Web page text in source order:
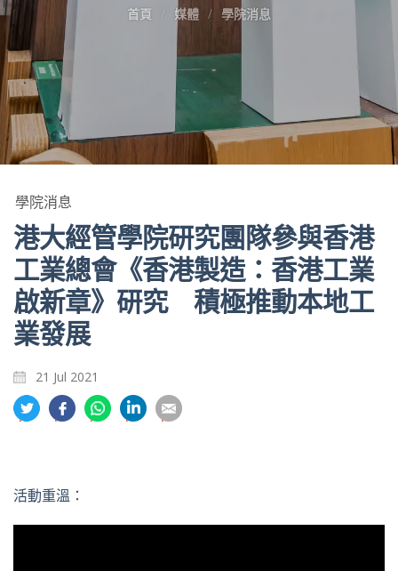
首頁 媒體 學院消息
學院消息
港大經管學院研究團隊參與香港
工業總會《香港製造：香港工業
啟新章》研究 積極推動本地工
業發展
21 Jul 2021
分
享
特
分
享
書
分
享
享
享
活動重溫：